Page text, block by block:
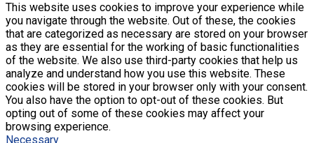
This website uses cookies to improve your experience while
you navigate through the website. Out of these, the cookies
that are categorized as necessary are stored on your browser
as they are essential for the working of basic functionalities
of the website. We also use third-party cookies that help us
analyze and understand how you use this website. These
cookies will be stored in your browser only with your consent.
You also have the option to opt-out of these cookies. But
opting out of some of these cookies may affect your
browsing experience.
Necessary